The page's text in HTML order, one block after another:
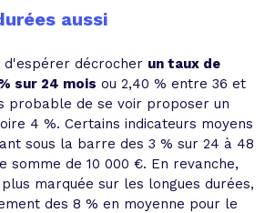
aussi
décrocher un taux de
sur 24 mois ou 2,40 % entre 36 et
probable de se voir proposer un
4 %. Certains indicateurs moyens
sous la barre des 3 % sur 24 à 48
somme de 10 000 €. En revanche,
marquée sur les longues durées,
des 8 % en moyenne pour le